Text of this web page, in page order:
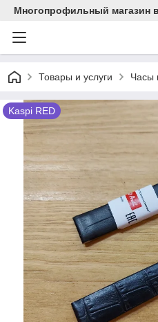
Многопрофильный магазин
Товары и услуги Часы
Kaspi RED